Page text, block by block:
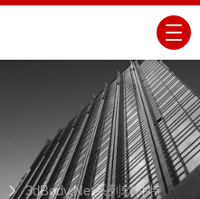
3dBody.Net系列软件特